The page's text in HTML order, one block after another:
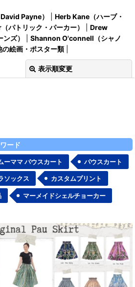
Payne）
Herb Kane（ハーブ・
パトリック・パーカー）
Drew
ズ）
Shannon O'connell（シャノ
の絵画・ポスター類
表示順変更
絞り込む
ード
ーママ パウスカート パウスカート
ソックス カスタムプリント
マーメイドシェルチョーカー